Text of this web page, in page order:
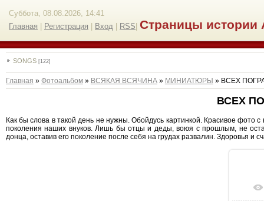
Суббота, 08.08.2026, 14:41
Главная
Регистрация Вход RSS Страницы истории
SONGS [122]
Главная » Фотоальбом» ВСЯКАЯ ВСЯЧИНА» МИНИАТЮРЫ » ВСЕХ
ВСЕХ
Как бы слова в такой день не нужны. Обойдусь картинкой. Красивое
поколения наших внуков. Лишь бы отцы и деды, воюя с прошлым, не
донца, оставив его поколение после себя на грудах развалин. Здоровья и